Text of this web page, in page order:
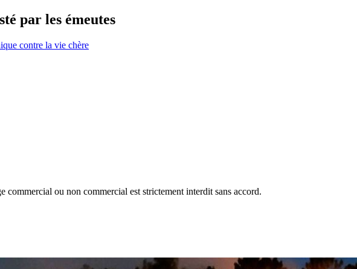
par les émeutes
contre la vie chère
commercial ou non commercial est strictement interdit sans accord.